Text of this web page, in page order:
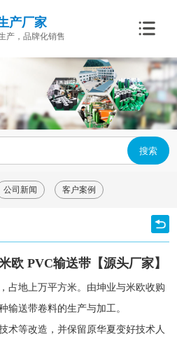
产厂家
产，品牌化销售
搜索
公司新闻 客户案例
欧 PVC输送带【源头厂家】
占地上万平方米。由坤业与米欧收购
输送带卷料的生产与加工。
术等改造，并保留原华夏变好技术人